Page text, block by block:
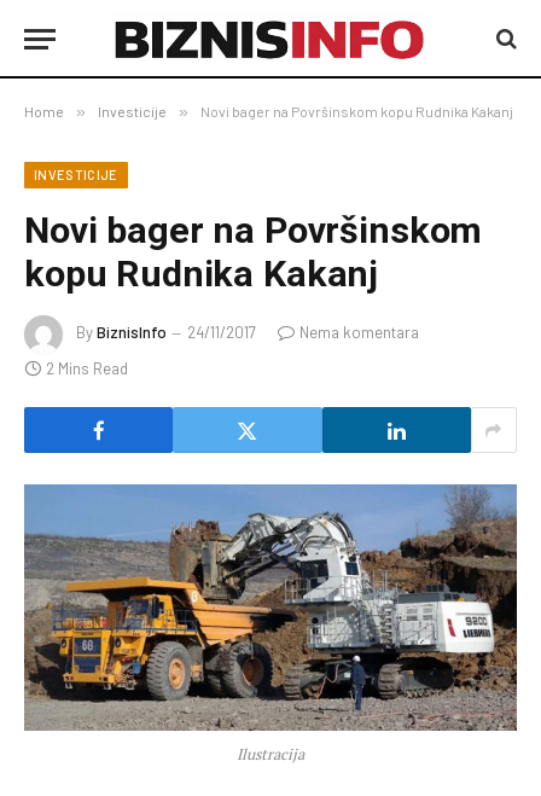
Home » Investicije » Novi bager na Površinskom kopu Rudnika Kakanj
INVESTICIJE
Novi bager na Površinskom
kopu Rudnika Kakanj
ByBiznisInfo 24/11/2017
Nema komentara
2 Mins Read
Ilustracija